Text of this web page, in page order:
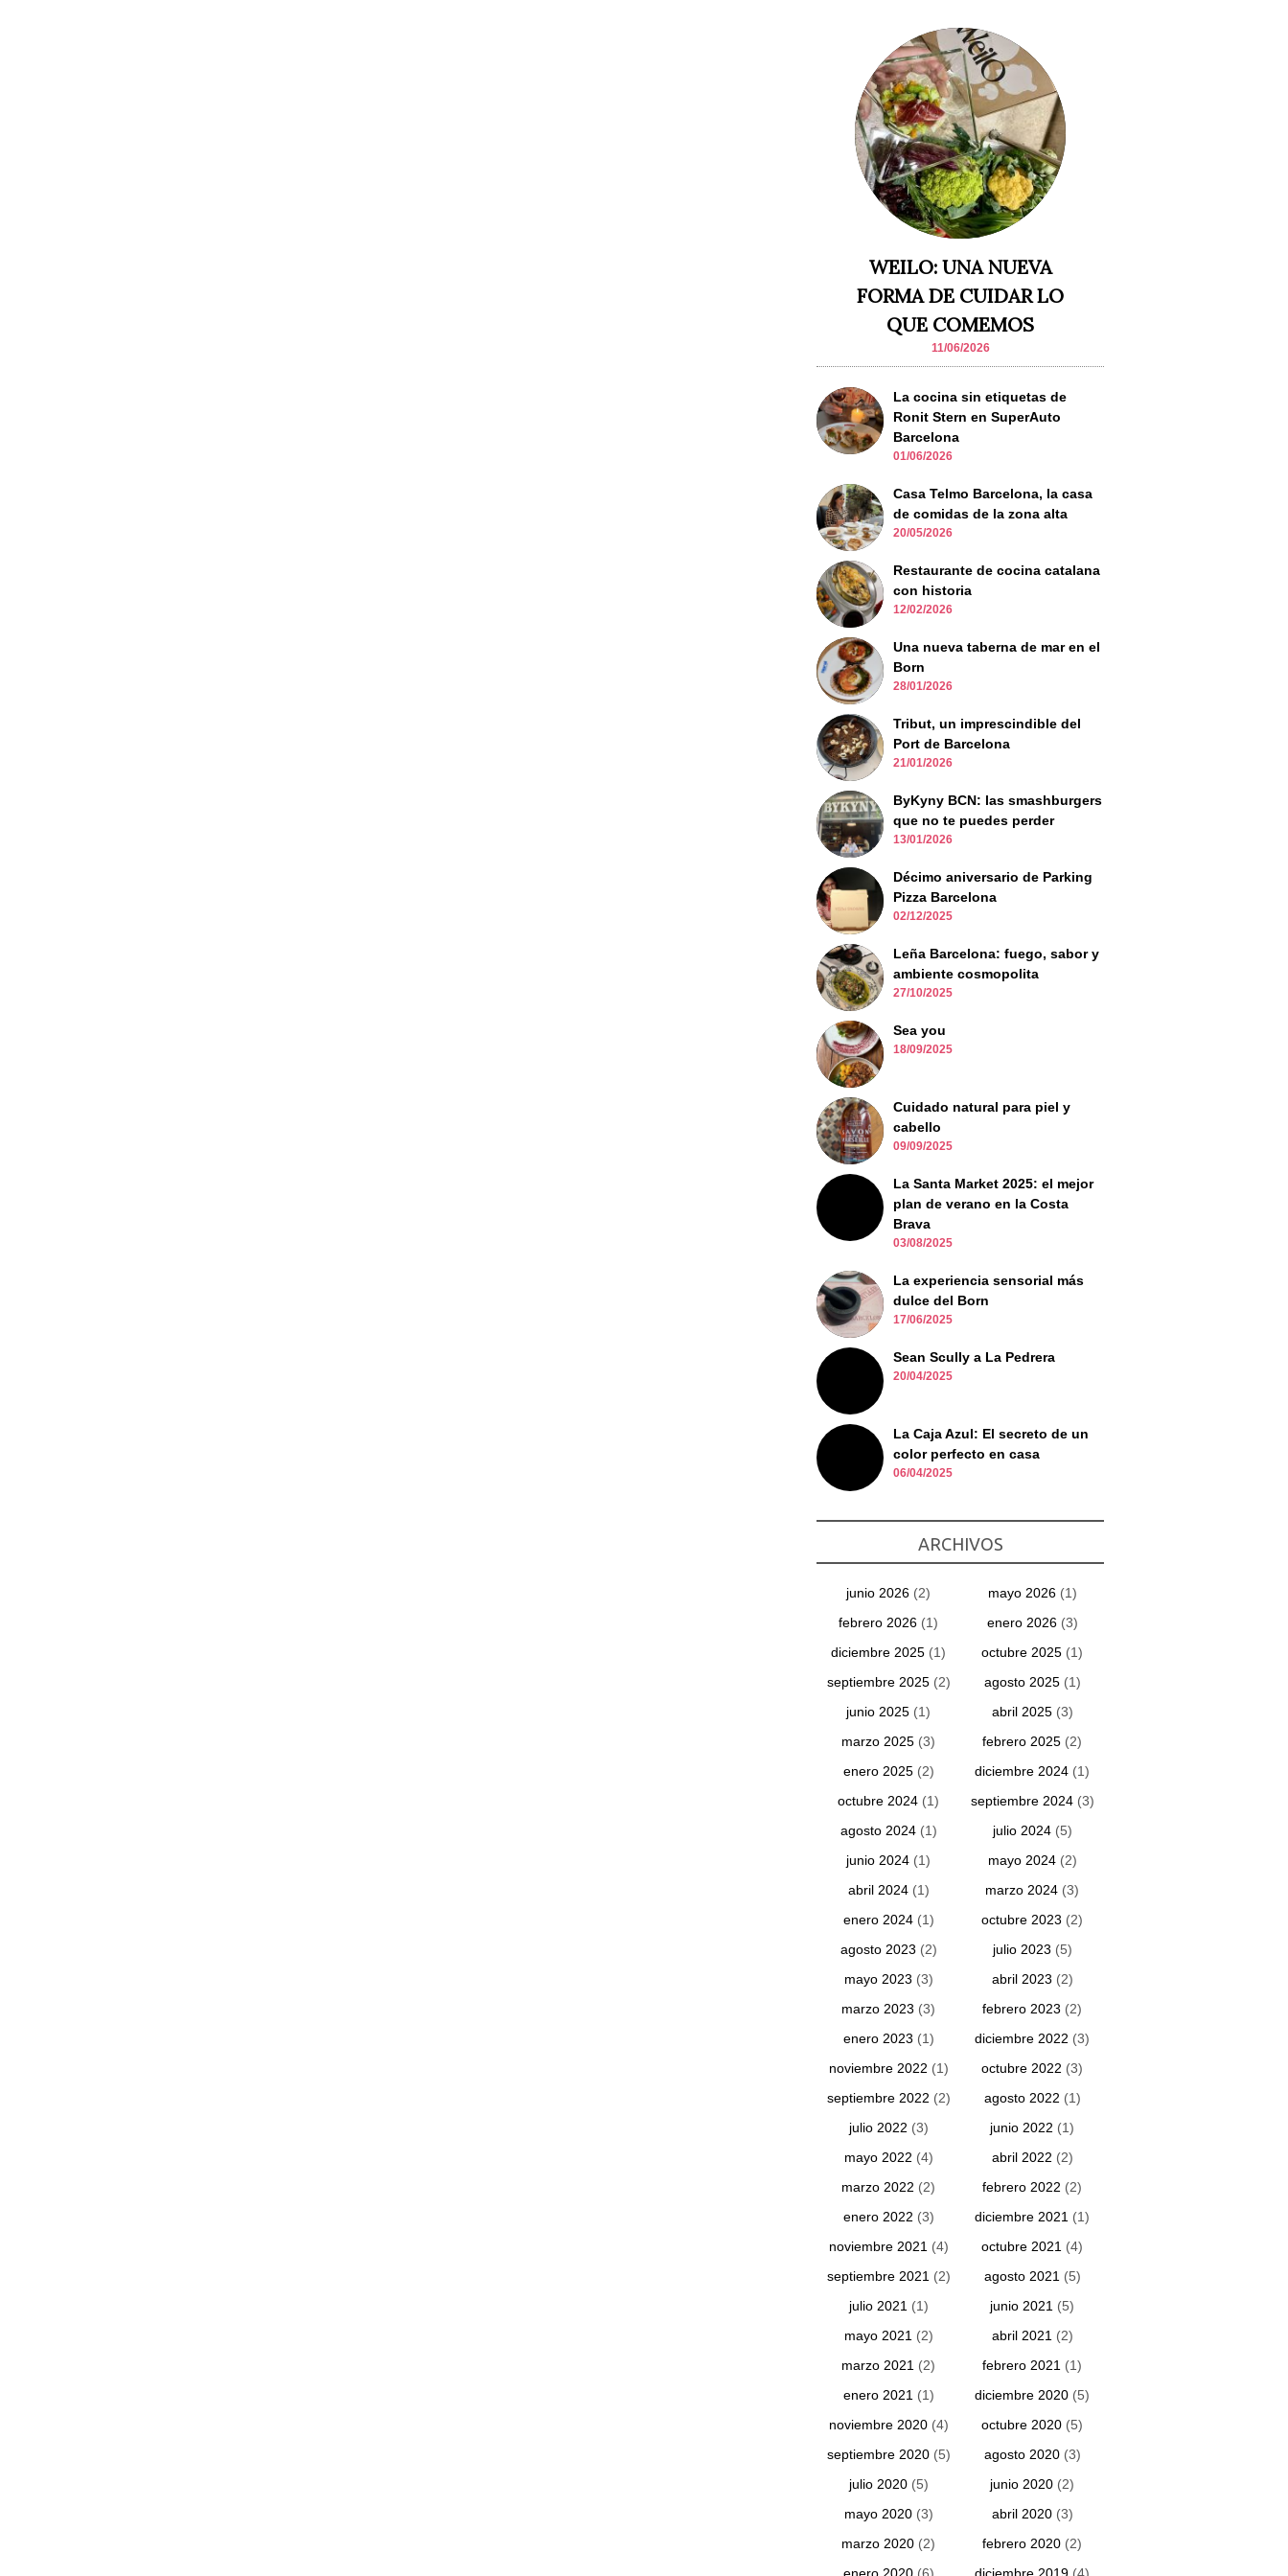
WEILO: UNA NUEVA
FORMA DE CUIDAR LO
QUE COMEMOS
11/06/2026
La cocina sin etiquetas de
Ronit Stern en SuperAuto
Barcelona
01/06/2026
Casa Telmo Barcelona, la casa
de comidas de la zona alta
20/05/2026
Restaurante de cocina catalana
con historia
12/02/2026
Una nueva taberna de mar en el
Born
28/01/2026
Tribut, un imprescindible del
Port de Barcelona
21/01/2026
ByKyny BCN: las smashburgers
que no te puedes perder
13/01/2026
Décimo aniversario de Parking
Pizza Barcelona
02/12/2025
Leña Barcelona: fuego, sabor y
ambiente cosmopolita
27/10/2025
Sea you
18/09/2025
Cuidado natural para piel y
cabello
09/09/2025
La Santa Market 2025: el mejor
plan de verano en la Costa
Brava
03/08/2025
La experiencia sensorial más
dulce del Born
17/06/2025
Sean Scully a La Pedrera
20/04/2025
La Caja Azul: El secreto de un
color perfecto en casa
06/04/2025
ARCHIVOS
junio 2026 (2) mayo 2026(1)
febrero 2026 (1) enero 2026(3)
diciembre 2025 (1) octubre 2025 (1)
septiembre 2025(2) agosto 2025(1)
junio 2025 (1) abril 2025(3)
marzo 2025 (3) febrero 2025 (2)
enero 2025(2) diciembre 2024 (1)
octubre 2024 (1) septiembre 2024(3)
agosto 2024(1) julio 2024(5)
junio 2024 (1) mayo 2024(2)
abril 2024(1) marzo 2024 (3)
enero 2024(1) octubre 2023 (2)
agosto 2023 (2) julio 2023 (5)
mayo 2023 (3) abril 2023 (2)
marzo 2023 (3) febrero 2023 (2)
enero 2023 (1) diciembre 2022 (3)
noviembre 2022 (1) octubre 2022 (3)
septiembre 2022 (2) agosto 2022 (1)
julio 2022 (3) junio 2022 (1)
mayo 2022 (4) abril 2022 (2)
marzo 2022 (2) febrero 2022 (2)
enero 2022 (3) diciembre 2021 (1)
noviembre 2021 (4) octubre 2021 (4)
septiembre 2021 (2) agosto 2021 (5)
julio 2021 (1) junio 2021 (5)
mayo 2021 (2) abril 2021 (2)
marzo 2021 (2) febrero 2021 (1)
enero 2021 (1) diciembre 2020 (5)
noviembre 2020(4) octubre 2020 (5)
septiembre 2020(5) agosto 2020(3)
julio 2020(5) junio 2020 (2)
mayo 2020(3) abril 2020(3)
marzo 2020 (2) febrero 2020 (2)